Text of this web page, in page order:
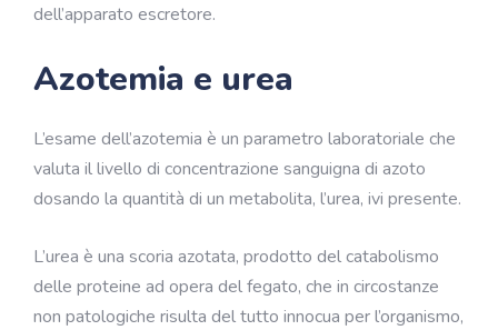
dell’apparato escretore.
Azotemia e urea
L’esame dell’azotemia è un parametro laboratoriale che
valuta il livello di concentrazione sanguigna di azoto
dosando la quantità di un metabolita, l’urea, ivi presente.
L’urea è una scoria azotata, prodotto del catabolismo
delle proteine ad opera del fegato, che in circostanze
non patologiche risulta del tutto innocua per l’organismo,